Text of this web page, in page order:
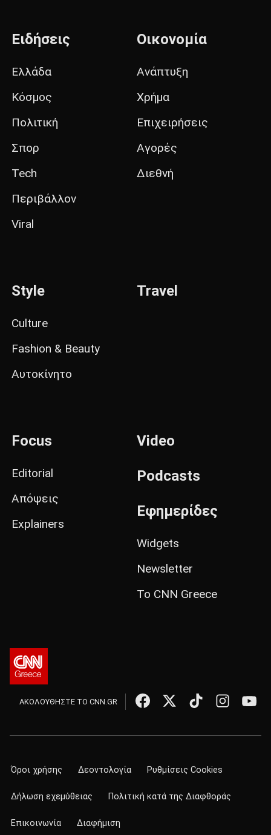
Ειδήσεις
Ελλάδα
Κόσμος
Πολιτική
Σπορ
Tech
Περιβάλλον
Viral
Οικονομία
Ανάπτυξη
Χρήμα
Επιχειρήσεις
Αγορές
Διεθνή
Style
Culture
Fashion & Beauty
Αυτοκίνητο
Travel
Focus
Editorial
Απόψεις
Explainers
Video
Podcasts
Εφημερίδες
Widgets
Newsletter
Το CNN Greece
ΑΚΟΛΟΥΘΗΣΤΕ ΤΟ CNN.GR
Όροι χρήσης Δεοντολογία Ρυθμίσεις Cookies
Δήλωση εχεμύθειας Πολιτική κατά της Διαφθοράς
Επικοινωνία Διαφήμιση